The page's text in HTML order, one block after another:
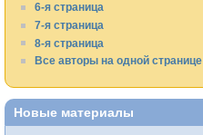
6-я страница
7-я страница
8-я страница
Все авторы на одной странице
Новые материалы